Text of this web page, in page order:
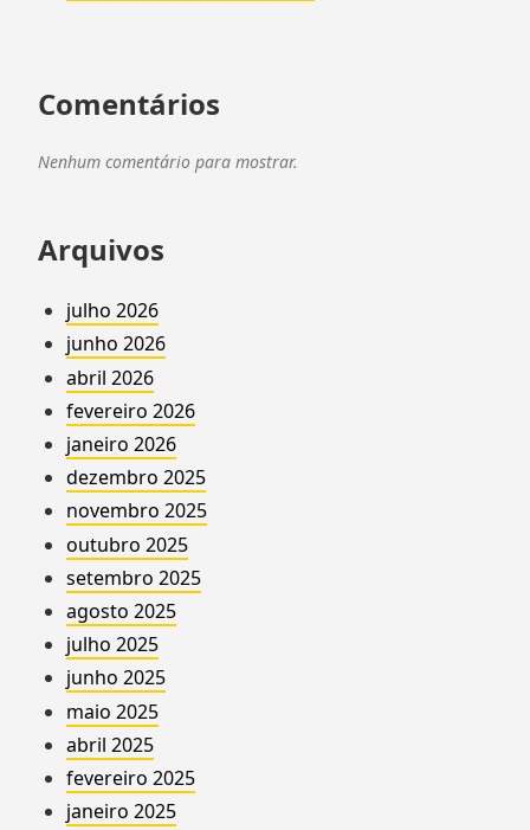
Comentários
Nenhum comentário para mostrar.
Arquivos
julho 2026
junho 2026
abril 2026
fevereiro 2026
janeiro 2026
dezembro 2025
novembro 2025
outubro 2025
setembro 2025
agosto 2025
julho 2025
junho 2025
maio 2025
abril 2025
fevereiro 2025
janeiro 2025